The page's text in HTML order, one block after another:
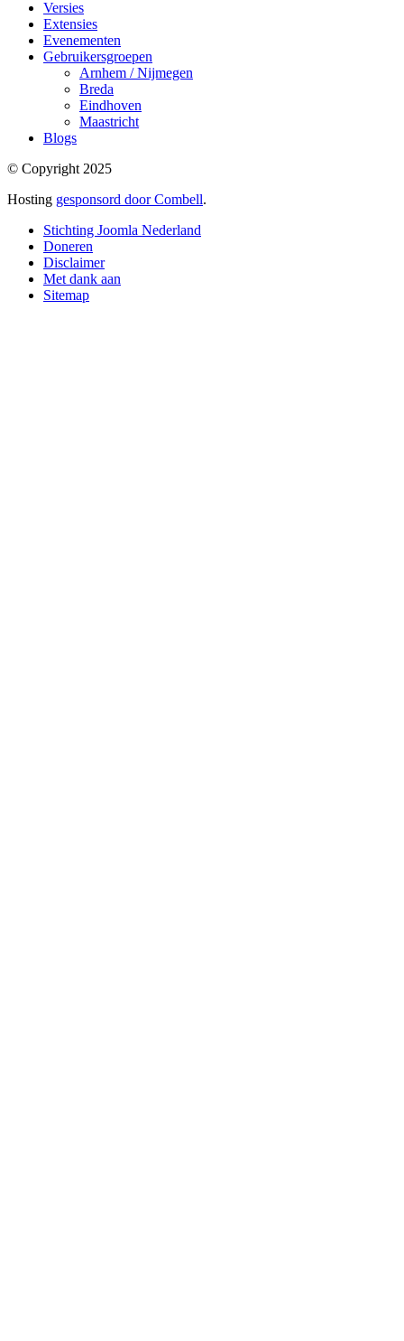
Versies
Extensies
Evenementen
Gebruikersgroepen
Arnhem / Nijmegen
Breda
Eindhoven
Maastricht
Blogs
© Copyright 2025
Hosting gesponsord door Combell.
Stichting Joomla Nederland
Doneren
Disclaimer
Met dank aan
Sitemap